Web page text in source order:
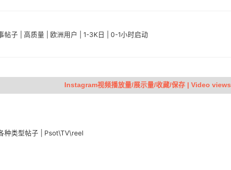
帖子 | 高质量 | 欧洲用户 | 1-3K日 | 0-1小时启动
Instagram视频播放量/展示量/收藏/保存 | Video views
种类型帖子 | Psot\TV\reel